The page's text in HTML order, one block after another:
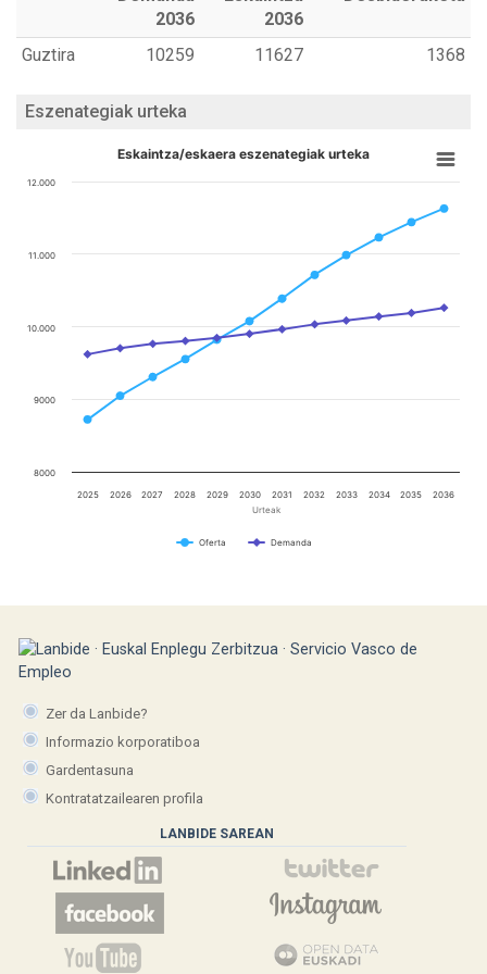
2036
2036
Guztira 10259 11627 1368
Eszenategiak urteka
Urteak
Eskaintza/eskaera eszenategiak urteka
Oferta Demanda
2025 2026 2027 2028 2029 2030 2031 2032 2033 2034 2035 2036
8000
9000
10.000
11.000
12.000
Zer da Lanbide?
Informazio korporatiboa
Gardentasuna
Kontratatzailearen profila
LANBIDE SAREAN